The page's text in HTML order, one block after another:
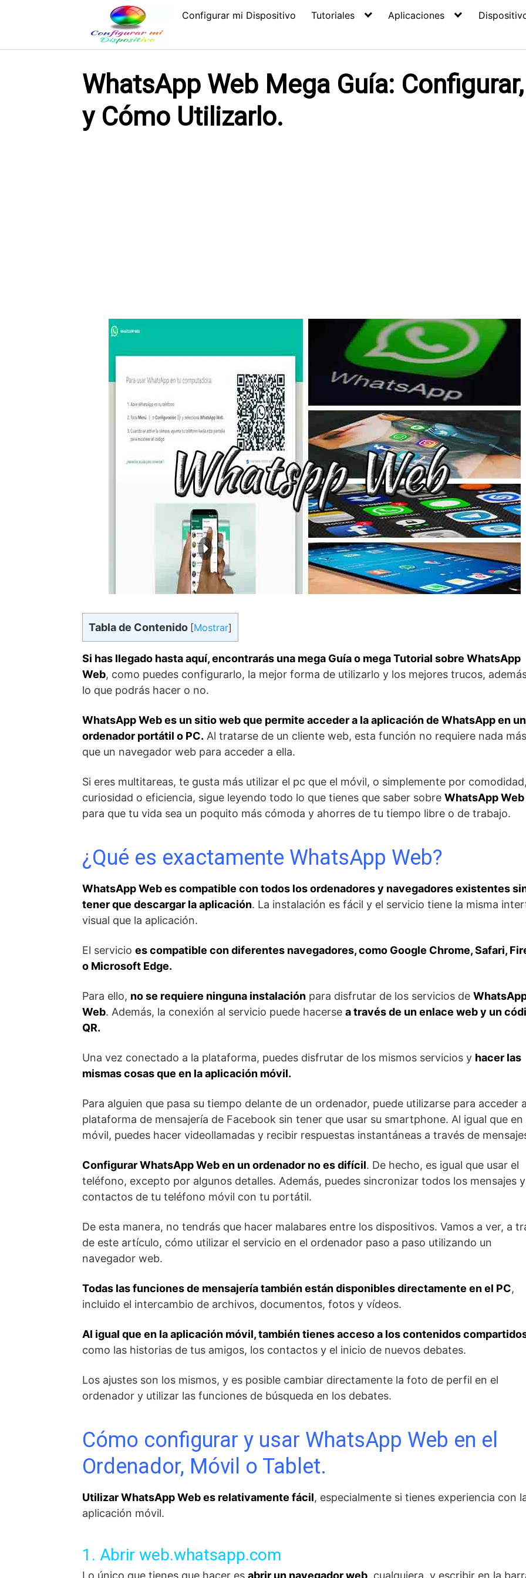
Configurar mi Dispositivo Tutoriales Aplicaciones
WhatsApp Web Mega Guía:
y Cómo Utilizarlo.
Tabla de Contenido [Mostrar]
Si has llegado hasta aquí, encontrarás una mega Guía o mega Tutorial sobre WhatsApp
Web, como puedes configurarlo, la mejor forma de utilizarlo y los mejores trucos,
lo que podrás hacer o no.
WhatsApp Web es un sitio web que permite acceder a la aplicación de WhatsApp en un
ordenador portátil o PC. Al tratarse de un cliente web, esta función no requiere nada más
que un navegador web para acceder a ella.
Si eres multitareas, te gusta más utilizar el pc que el móvil, o simplemente por comodidad,
curiosidad o eficiencia, sigue leyendo todo lo que tienes que saber sobre WhatsApp Web
para que tu vida sea un poquito más cómoda y ahorres de tu tiempo libre o de trabajo.
¿Qué es exactamente WhatsApp Web?
WhatsApp Web es compatible con todos los ordenadores y navegadores existentes
tener que descargar la aplicación. La instalación es fácil y el servicio tiene la misma
visual que la aplicación.
El servicio es compatible con diferentes navegadores, como Google Chrome, Safari,
o Microsoft Edge.
Para ello, no se requiere ninguna instalación para disfrutar de los servicios de
Web. Además, la conexión al servicio puede hacerse a través de un enlace web y un
QR.
Una vez conectado a la plataforma, puedes disfrutar de los mismos servicios y hacer las
mismas cosas que en la aplicación móvil.
Para alguien que pasa su tiempo delante de un ordenador, puede utilizarse para acceder
plataforma de mensajería de Facebook sin tener que usar su smartphone. Al igual que en
móvil, puedes hacer videollamadas y recibir respuestas instantáneas a través de
Configurar WhatsApp Web en un ordenador no es difícil. De hecho, es igual que usar el
teléfono, excepto por algunos detalles. Además, puedes sincronizar todos los mensajes y
contactos de tu teléfono móvil con tu portátil.
De esta manera, no tendrás que hacer malabares entre los dispositivos. Vamos a ver, a
de este artículo, cómo utilizar el servicio en el ordenador paso a paso utilizando un
navegador web.
Todas las funciones de mensajería también están disponibles directamente en el PC,
incluido el intercambio de archivos, documentos, fotos y vídeos.
Al igual que en la aplicación móvil, también tienes acceso a los contenidos
como las historias de tus amigos, los contactos y el inicio de nuevos debates.
Los ajustes son los mismos, y es posible cambiar directamente la foto de perfil en el
ordenador y utilizar las funciones de búsqueda en los debates.
Cómo configurar y usar WhatsApp Web en el
Ordenador, Móvil o Tablet.
Utilizar WhatsApp Web es relativamente fácil, especialmente si tienes experiencia con
aplicación móvil.
1. Abrir web.whatsapp.com
Lo único que tienes que hacer es abrir un navegador web , cualquiera, y escribir en la